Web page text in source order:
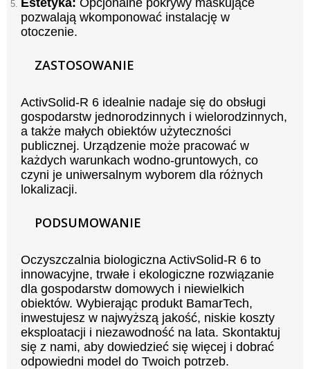
pozwalają wkomponować instalację w
otoczenie.
ZASTOSOWANIE
ActivSolid-R 6 idealnie nadaje się do obsługi
gospodarstw jednorodzinnych i wielorodzinnych,
a także małych obiektów użyteczności
publicznej. Urządzenie może pracować w
każdych warunkach wodno-gruntowych, co
czyni je uniwersalnym wyborem dla różnych
lokalizacji.
PODSUMOWANIE
Oczyszczalnia biologiczna ActivSolid-R 6 to
innowacyjne, trwałe i ekologiczne rozwiązanie
dla gospodarstw domowych i niewielkich
obiektów. Wybierając produkt BamarTech,
inwestujesz w najwyższą jakość, niskie koszty
eksploatacji i niezawodność na lata. Skontaktuj
się z nami, aby dowiedzieć się więcej i dobrać
odpowiedni model do Twoich potrzeb.